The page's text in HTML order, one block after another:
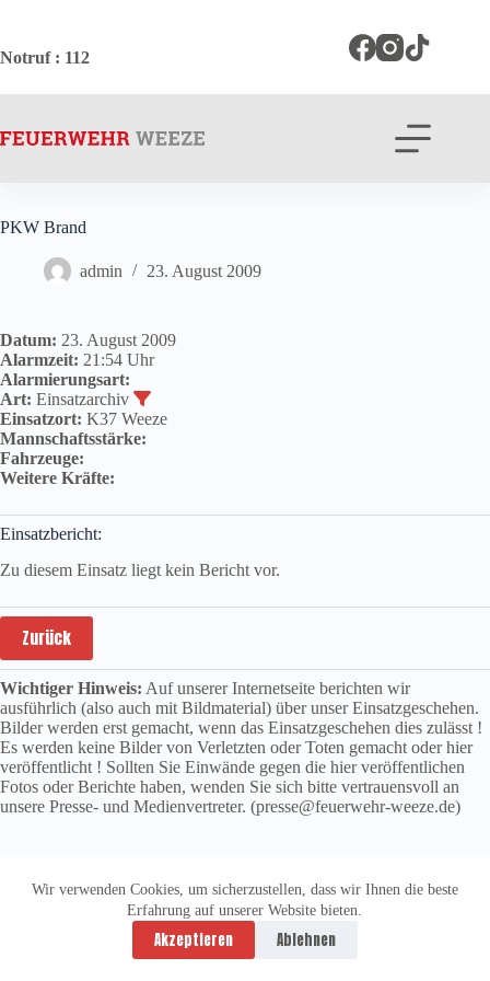
springen
Wir verwenden Cookies, um sicherzustellen, dass wir Ihnen die beste
Erfahrung auf unserer Website bieten.
Akzeptieren Ablehnen
Notruf: 112
PKW Brand
admin 23. August 2009
Datum: 23. August 2009
Alarmzeit: 21:54 Uhr
Alarmierungsart:
Art: Einsatzarchiv
Einsatzort: K37 Weeze
Mannschaftsstärke:
Fahrzeuge:
Weitere Kräfte:
Einsatzbericht:
Zu diesem Einsatz liegt kein Bericht vor.
Zurück
Wichtiger Hinweis: Auf unserer Internetseite berichten wir
ausführlich (also auch mit Bildmaterial) über unser Einsatzgeschehen.
Bilder werden erst gemacht, wenn das Einsatzgeschehen dies zulässt !
Es werden keine Bilder von Verletzten oder Toten gemacht oder hier
veröffentlicht ! Sollten Sie Einwände gegen die hier veröffentlichen
Fotos oder Berichte haben, wenden Sie sich bitte vertrauensvoll an
unsere Presse- und Medienvertreter. (presse@feuerwehr-weeze.de)
Datenschutzerklärung
Impressum
Copyright © 2026 -
vitolution